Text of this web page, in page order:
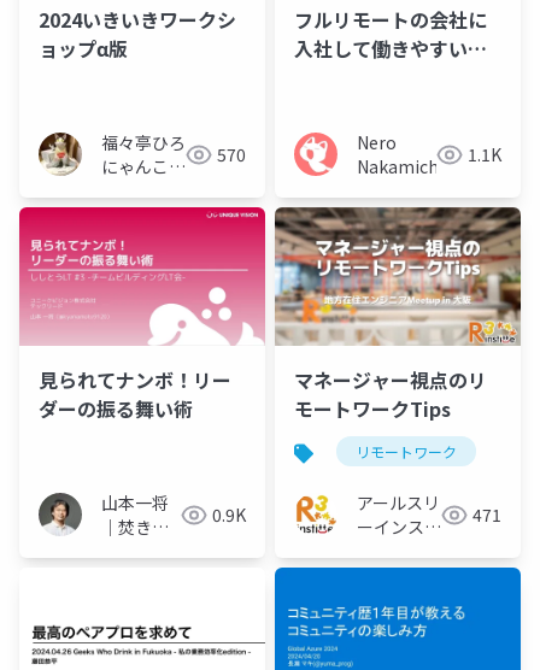
2024いきいきワークシ
ョップα版
福々亭ひろ
にゃんこ /
し
570
フルリモートの会社に
入社して働きやすいと
Nero
Nakamichi
1.1K
見られてナンボ！リー
ダーの振る舞い術
山本一将
｜焚き火
0.9K
マネージャー視点のリ
モートワークTips
リモートワーク
アールスリ
ーインステ
471